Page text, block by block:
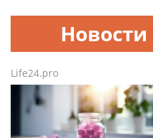
ОфицерУправления
Росгвардии по
Свердловскойобласти
стал гостем передачи в
эфиретелекомпании
«Телекон»